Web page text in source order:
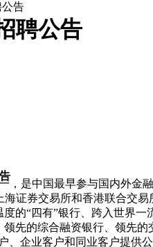
公告
聘公告
是中国最早参与国内外金
证券交易所和香港联合交易
“四有”银行、跨入世界一
先的综合融资银行、领先
企业客户和同业客户提供